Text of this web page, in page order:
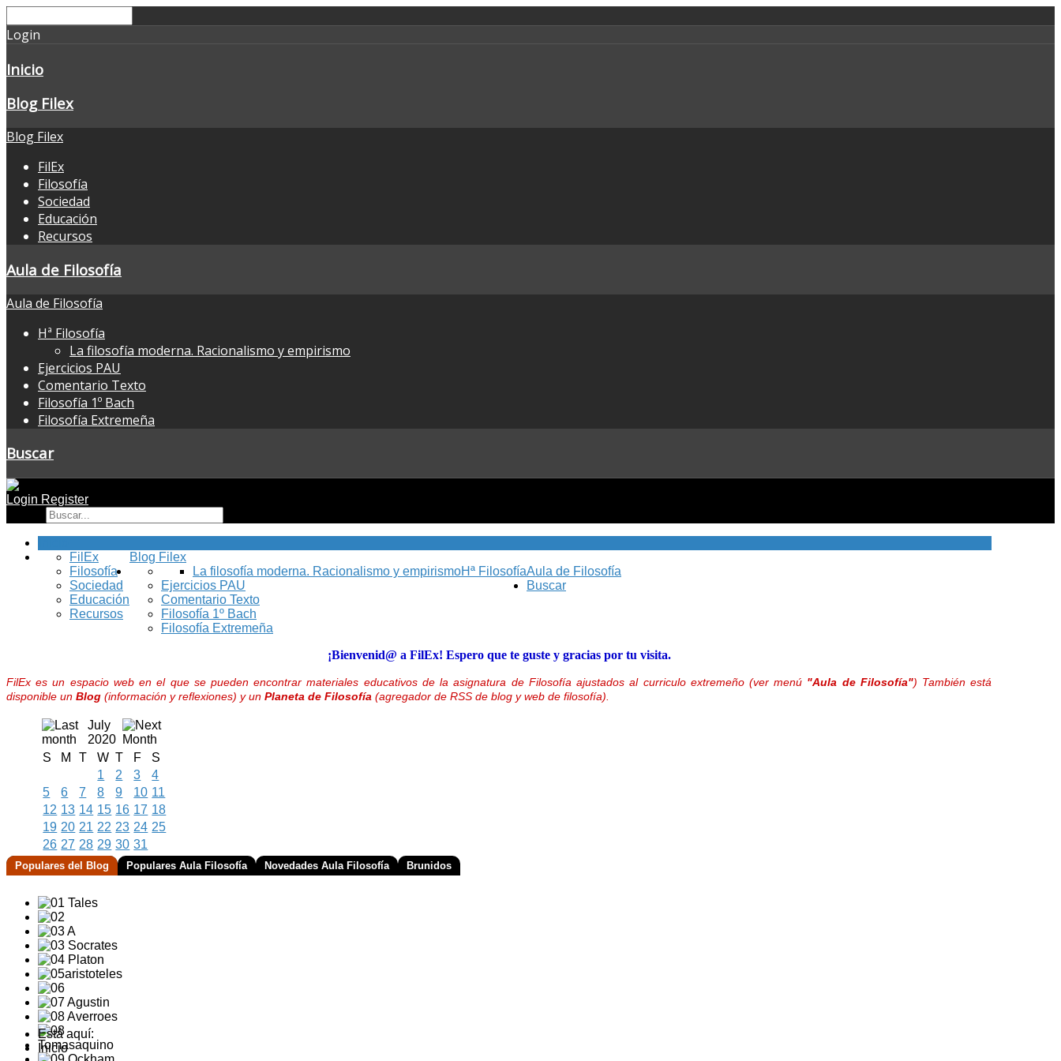
Login
Inicio
Blog Filex
Blog Filex
FilEx
Filosofía
Sociedad
Educación
Recursos
Aula de Filosofía
Aula de Filosofía
Hª Filosofía
La filosofía moderna. Racionalismo y empirismo
Ejercicios PAU
Comentario Texto
Filosofía 1º Bach
Filosofía Extremeña
Buscar
Login Register
Blog Filex
FilEx
Filosofía
Sociedad
Educación
Recursos
Aula de Filosofía
Hª Filosofía
La filosofía moderna. Racionalismo y empirismo
Ejercicios PAU
Comentario Texto
Filosofía 1º Bach
Filosofía Extremeña
Buscar
¡Bienvenid@ a FilEx! Espero que te guste y gracias por tu visita.
FilEx es un espacio web en el que se pueden encontrar materiales educativos de la asignatura de Filosofía ajustados al curriculo extremeño (ver menú "Aula de Filosofía") También está
disponible un Blog (información y reflexiones) y un Planeta de Filosofía (agregador de RSS de blog y web de filosofía).
July
2020
S
M T W T F
S
1
2 3
4
5
6 7 8 9 10 11
12 13 14 15 16 17 18
19 20 21 22 23 24 25
26 27 28 29 30 31
Populares del Blog Populares Aula Filosofía Novedades Aula Filosofía Brunidos
Está aquí:
Inicio